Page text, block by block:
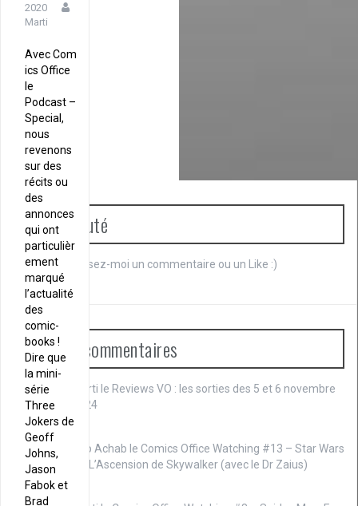
2020
Marti
Avec Com
ics Office
le
Podcast –
Special,
nous
revenons
sur des
récits ou
des
annonces
qui ont
particulièr
ement
marqué
l’actualité
des
comic-
books !
Dire que
la mini-
série
Three
Jokers de
Geoff
Johns,
Jason
Fabok et
Brad
Communauté
Je débute. Laissez-moi un commentaire ou un Like :)
Derniers commentaires
Marti le Reviews VO : les sorties des 5 et 6 novembre
2024
Cap Achab le Comics Office Watching #13 – Star Wars
IX : L’Ascension de Skywalker (avec le Dr Zaius)